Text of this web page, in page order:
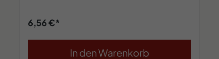
6,56 €*
In den Warenkorb